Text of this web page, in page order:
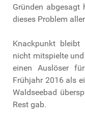
Gründen abgesagt
dieses Problem
Knackpunkt
nicht mitspielte
einen Auslöser
Frühjahr 2016 als
Waldseebad
Rest gab.